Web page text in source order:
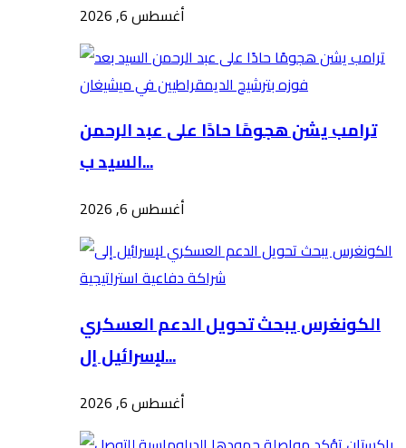
أغسطس 6, 2026
ترامب يشن هجومًا حادًا على عبد الرحمن
السيد ب...
أغسطس 6, 2026
الكونغرس يبحث تحويل الدعم العسكري
لإسرائيل إل...
أغسطس 6, 2026